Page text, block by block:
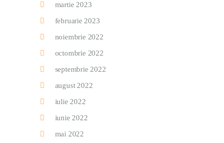
martie 2023
februarie 2023
noiembrie 2022
octombrie 2022
septembrie 2022
august 2022
iulie 2022
iunie 2022
mai 2022